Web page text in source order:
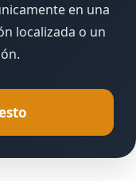
en una
localizada o un